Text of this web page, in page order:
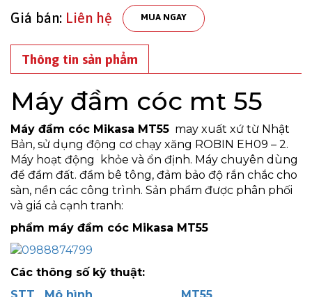
Giá bán: Liên hệ MUA NGAY
Thông tin sản phẩm
Máy đầm cóc mt 55
Máy đầm cóc Mikasa MT55 may xuất xứ từ Nhật
Bản, sử dụng động cơ chạy xăng ROBIN EH09 – 2.
Máy hoạt động khỏe và ổn định. Máy chuyên dùng
để đầm đất. đầm bê tông, đảm bảo độ rắn chắc cho
sàn, nền các công trình. Sản phẩm được phân phối
và giá cả cạnh tranh:
phẩm máy đầm cóc Mikasa MT55
Các thông số kỹ thuật: